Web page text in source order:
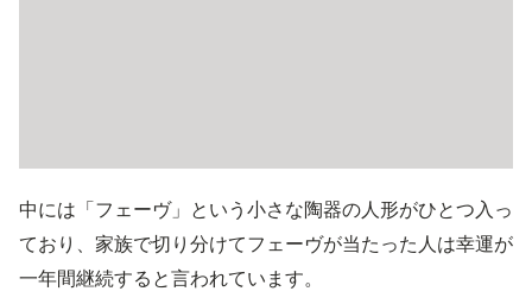
中には「フェーヴ」という小さな陶器の人形がひとつ入っ
ており、家族で切り分けてフェーヴが当たった人は幸運が
一年間継続すると言われています。